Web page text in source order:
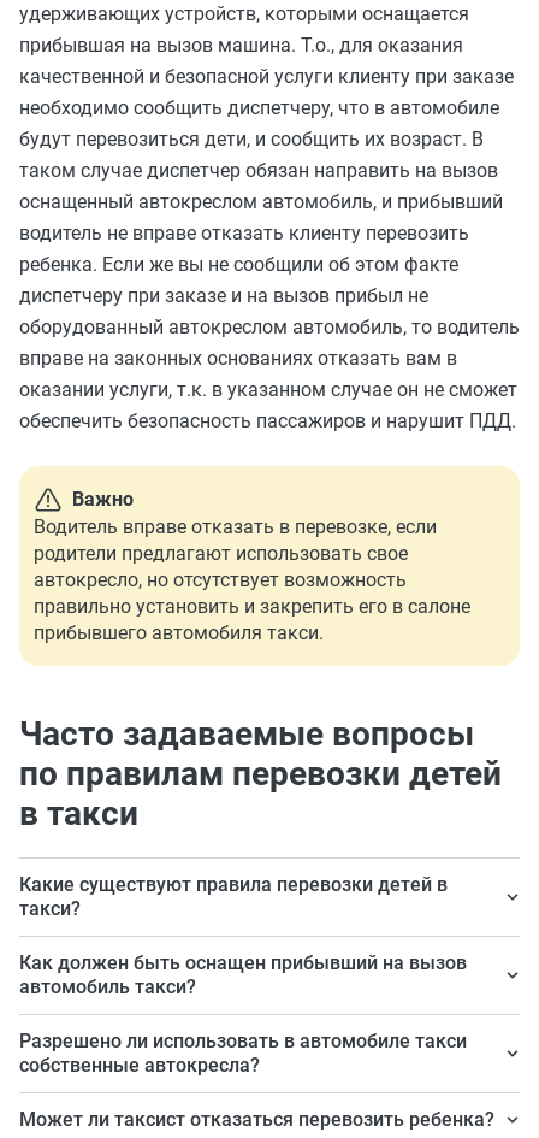
удерживающих устройств, которыми оснащается
прибывшая на вызов машина. Т.о., для оказания
качественной и безопасной услуги клиенту при заказе
необходимо сообщить диспетчеру, что в автомобиле
будут перевозиться дети, и сообщить их возраст. В
таком случае диспетчер обязан направить на вызов
оснащенный автокреслом автомобиль, и прибывший
водитель не вправе отказать клиенту перевозить
ребенка. Если же вы не сообщили об этом факте
диспетчеру при заказе и на вызов прибыл не
оборудованный автокреслом автомобиль, то водитель
вправе на законных основаниях отказать вам в
оказании услуги, т.к. в указанном случае он не сможет
обеспечить безопасность пассажиров и нарушит ПДД.
Важно
Водитель вправе отказать в перевозке, если
родители предлагают использовать свое
автокресло, но отсутствует возможность
правильно установить и закрепить его в салоне
прибывшего автомобиля такси.
Часто задаваемые вопросы
по правилам перевозки детей
в такси
Какие существуют правила перевозки детей в
такси?
Ребенок в возрасте до 7 лет перевозится в
специальных удерживающих устройства (автолюлька,
автокресло), с 7 до 11 лет — в автокресле или, с
учетом его роста и веса, с пристегнутыми ремнями
безопасности, старше 12 лет — пристегнутый ремнями
безопасности.
Как должен быть оснащен прибывший на вызов
автомобиль такси?
Если вы сообщили диспетчеру, что планируется
поездка с детьми, то прибывший автомобиль должен
быть оснащен автокреслами. Исключение — если
ребенок в возрасте от 7 до 11 лет, исходя из его
Разрешено ли использовать в автомобиле такси
собственные автокресла?
Да, если в салоне прибывшего на вызов авто есть
Может ли таксист отказаться перевозить ребенка?